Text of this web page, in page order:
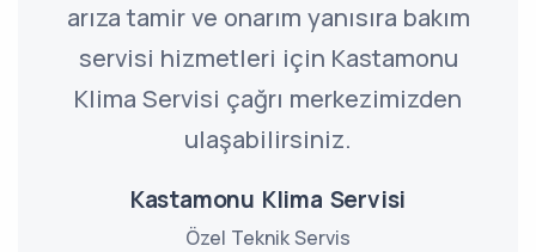
arıza tamir ve onarım yanısıra bakım
servisi hizmetleri için Kastamonu
Klima Servisi çağrı merkezimizden
ulaşabilirsiniz.
Kastamonu Klima Servisi
Özel Teknik Servis